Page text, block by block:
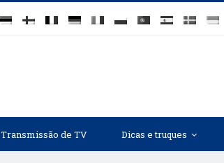
Transmissão de TV Dicas e truques